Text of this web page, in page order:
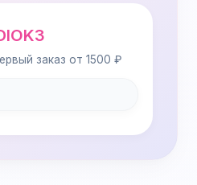
заказ от 1500 ₽